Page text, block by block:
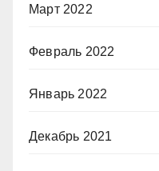
Март 2022
Февраль 2022
Январь 2022
Декабрь 2021